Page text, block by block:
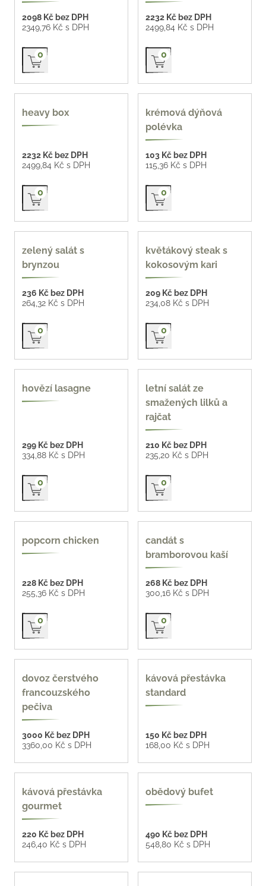
2098 Kč bez DPH
2349,76 Kč s DPH
Přidat do košíku
0
2232 Kč bez DPH
2499,84 Kč s DPH
Přidat do košíku
0
heavy box
2232 Kč bez DPH
2499,84 Kč s DPH
Přidat do košíku
0
krémová dýňová
polévka
103 Kč bez DPH
115,36 Kč s DPH
Přidat do košíku
0
zelený salát s
brynzou
236 Kč bez DPH
264,32 Kč s DPH
Přidat do košíku
0
květákový steak s
kokosovým kari
209 Kč bez DPH
234,08 Kč s DPH
Přidat do košíku
0
hovězí lasagne
299 Kč bez DPH
334,88 Kč s DPH
Přidat do košíku
0
letní salát ze
smažených lilků a
rajčat
210 Kč bez DPH
235,20 Kč s DPH
Přidat do košíku
0
popcorn chicken
228 Kč bez DPH
255,36 Kč s DPH
Přidat do košíku
0
candát s
bramborovou kaší
268 Kč bez DPH
300,16 Kč s DPH
Přidat do košíku
0
na míru
dovoz čerstvého
francouzského
pečiva
3000 Kč bez DPH
3360,00 Kč s DPH
4 varianty
kávová přestávka
standard
150 Kč bez DPH
168,00 Kč s DPH
kávová přestávka
gourmet
220 Kč bez DPH
246,40 Kč s DPH
3 varianty
obědový bufet
490 Kč bez DPH
548,80 Kč s DPH